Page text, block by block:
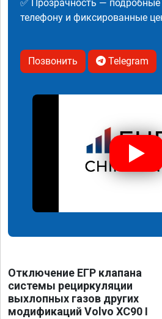
✅ Прозрачность — подробные
телефону и фиксированные
Позвонить Telegram
Отключение ЕГР клапана
системы рециркуляции
выхлопных газов других
модификаций Volvo XC90 I